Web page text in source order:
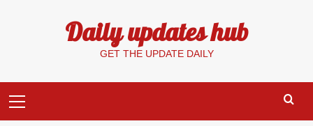
Daily updates hub
GET THE UPDATE DAILY
Menu